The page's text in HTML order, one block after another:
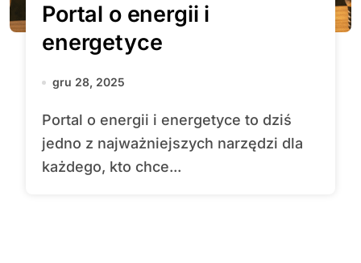
Portal o energii i
energetyce
gru 28, 2025
Portal o energii i energetyce to dziś
jedno z najważniejszych narzędzi dla
każdego, kto chce...